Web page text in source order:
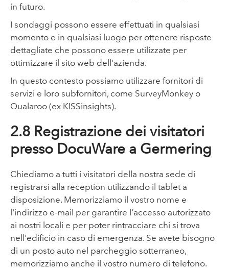
in futuro.
I sondaggi possono essere effettuati in qualsiasi
momento e in qualsiasi luogo per ottenere risposte
dettagliate che possono essere utilizzate per
ottimizzare il sito web dell'azienda.
In questo contesto possiamo utilizzare fornitori di
servizi e loro subfornitori, come SurveyMonkey o
Qualaroo (ex KISSinsights).
2.8 Registrazione dei visitatori
presso DocuWare a Germering
Chiediamo a tutti i visitatori della nostra sede di
registrarsi alla reception utilizzando il tablet a
disposizione. Memorizziamo il vostro nome e
l'indirizzo e-mail per garantire l'accesso autorizzato
ai nostri locali e per poter rintracciare chi si trova
nell'edificio in caso di emergenza. Se avete bisogno
di un posto auto nel parcheggio sotterraneo,
memorizziamo anche il vostro numero di telefono.